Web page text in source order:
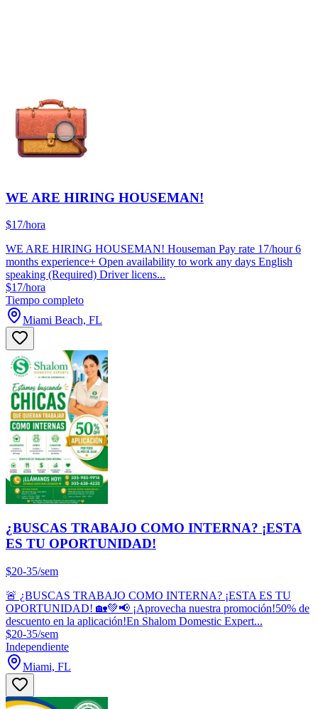
WE ARE HIRING HOUSEMAN!
$17/hora
WE ARE HIRING HOUSEMAN! Houseman Pay rate 17/hour 6
months experience+ Open availability to work any days English
speaking (Required) Driver licens...
$17/hora
Tiempo completo
Miami Beach, FL
¿BUSCAS TRABAJO COMO INTERNA? ¡ESTA
ES TU OPORTUNIDAD!
$20-35/sem
🚨 ¿BUSCAS TRABAJO COMO INTERNA? ¡ESTA ES TU
OPORTUNIDAD! 🏡💚📢 ¡Aprovecha nuestra promoción!50% de
descuento en la aplicación!En Shalom Domestic Expert...
$20-35/sem
Independiente
Miami, FL